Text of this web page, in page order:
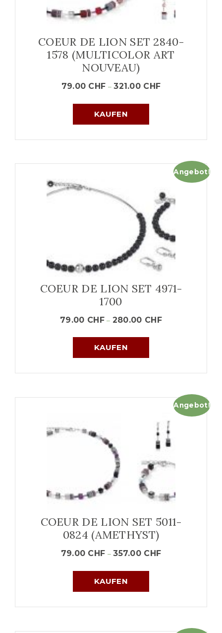
COEUR DE LION SET 2840-
1578 (MULTICOLOR ART
NOUVEAU)
79.00 CHF –321.00 CHF
KAUFEN
Angebot!
COEUR DE LION SET 4971-
1700
79.00 CHF– 280.00 CHF
KAUFEN
Angebot!
COEUR DE LION SET 5011-
0824 (AMETHYST)
79.00 CHF –357.00 CHF
KAUFEN